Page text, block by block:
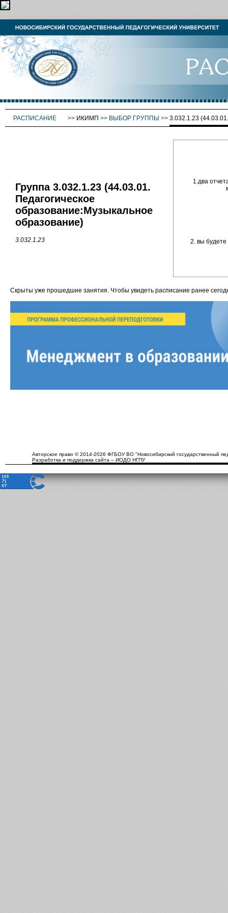
РАСПИСАНИЕ >> ИКИМП >> ВЫБОР ГРУППЫ >> 3.032.1.23
Группа 3.032.1.23 (44.03.01.
Педагогическое
образование:Музыкальное
образование)
3.032.1.23
1.два
2. вы будете
Скрыты уже прошедшие занятия. Чтобы увидеть расписание ранее
Авторское право © 2014-2026 ФГБОУ ВО "Новосибирский государственный
Разработка и поддержка сайта – ИОДО НГПУ